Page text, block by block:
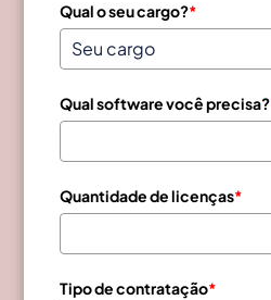
Qual o seu cargo?*
Qual software você precisa?
Quantidade de licenças*
Tipo de contratação*